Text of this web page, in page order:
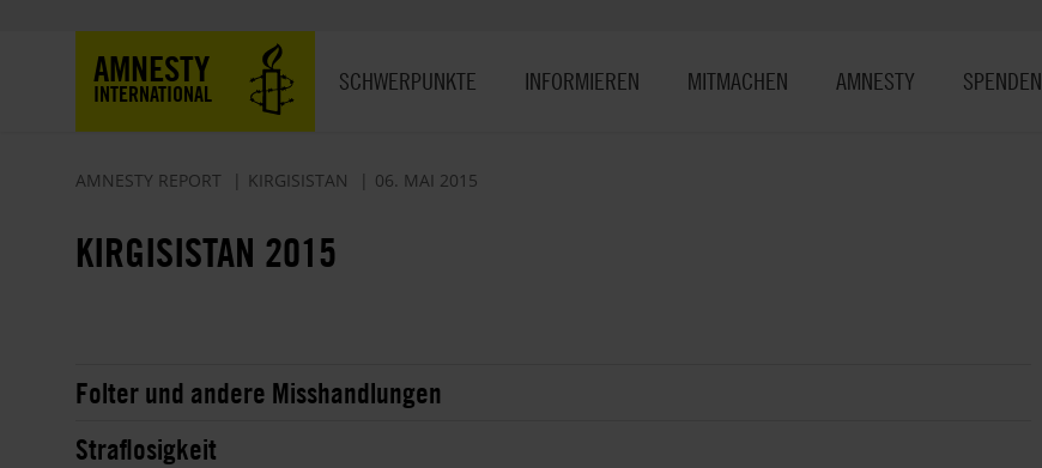
AMNESTY
INTERNATIONAL SCHWERPUNKTE INFORMIEREN MITMACHEN AMNESTY SPENDEN
AMNESTY REPORT KIRGISISTAN 06. MAI 2015
KIRGISISTAN 2015
Folter und andere Misshandlungen
Straflosigkeit